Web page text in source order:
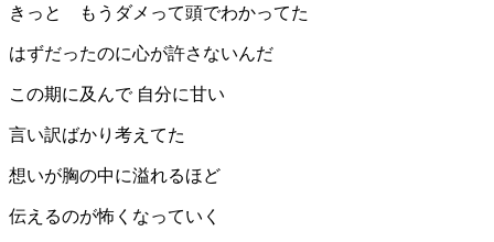
きっと もうダメって頭でわかってた
はずだったのに心が許さないんだ
この期に及んで 自分に甘い
言い訳ばかり考えてた
想いが胸の中に溢れるほど
伝えるのが怖くなっていく